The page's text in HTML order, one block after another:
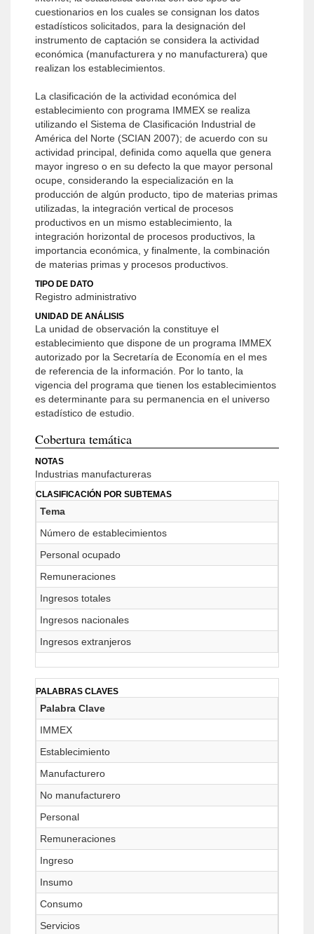
cuestionarios en los cuales se consignan los datos
estadísticos solicitados, para la designación del
instrumento de captación se considera la actividad
económica (manufacturera y no manufacturera) que
realizan los establecimientos.
La clasificación de la actividad económica del
establecimiento con programa IMMEX se realiza
utilizando el Sistema de Clasificación Industrial de
América del Norte (SCIAN 2007); de acuerdo con su
actividad principal, definida como aquella que genera
mayor ingreso o en su defecto la que mayor personal
ocupe, considerando la especialización en la
producción de algún producto, tipo de materias primas
utilizadas, la integración vertical de procesos
productivos en un mismo establecimiento, la
integración horizontal de procesos productivos, la
importancia económica, y finalmente, la combinación
de materias primas y procesos productivos.
TIPO DE DATO
Registro administrativo
UNIDAD DE ANÁLISIS
La unidad de observación la constituye el
establecimiento que dispone de un programa IMMEX
autorizado por la Secretaría de Economía en el mes
de referencia de la información. Por lo tanto, la
vigencia del programa que tienen los establecimientos
es determinante para su permanencia en el universo
estadístico de estudio.
Cobertura temática
NOTAS
Industrias manufactureras
CLASIFICACIÓN POR SUBTEMAS
Tema
Número de establecimientos
Personal ocupado
Remuneraciones
Ingresos totales
Ingresos nacionales
Ingresos extranjeros
PALABRAS CLAVES
Palabra Clave
IMMEX
Establecimiento
Manufacturero
No manufacturero
Personal
Remuneraciones
Ingreso
Insumo
Consumo
Servicios